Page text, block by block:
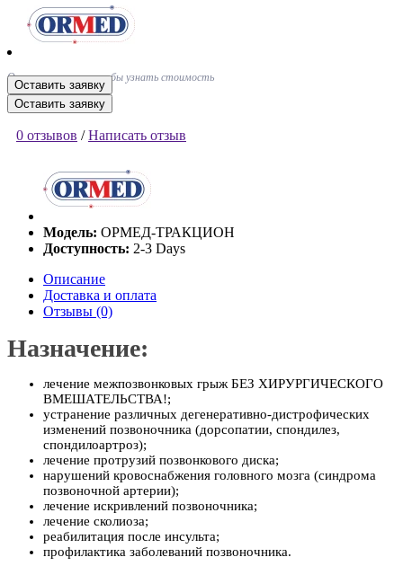
Оставьте заявку, чтобы узнать стоимость
Оставить заявку
Оставить заявку
0 отзывов /Написать отзыв
Модель: ОРМЕД-ТРАКЦИОН
Доступность: 2-3 Days
Описание
Доставка и оплата
Отзывы (0)
Назначение:
лечение межпозвонковых грыж БЕЗ ХИРУРГИЧЕСКОГО
ВМЕШАТЕЛЬСТВА!;
устранение различных дегенеративно-дистрофических
изменений позвоночника (дорсопатии, спондилез,
спондилоартроз);
лечение протрузий позвонкового диска;
нарушений кровоснабжения головного мозга (синдрома
позвоночной артерии);
лечение искривлений позвоночника;
лечение сколиоза;
реабилитация после инсульта;
профилактика заболеваний позвоночника.